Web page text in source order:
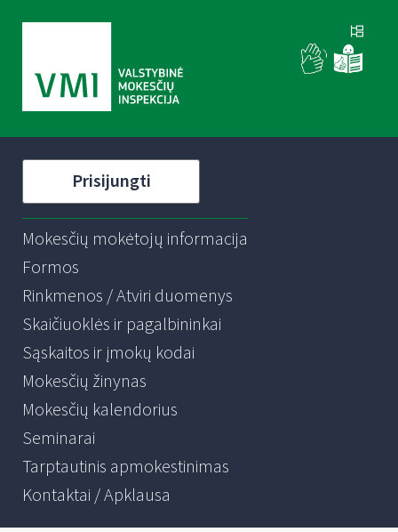
Prisijungti
Mokesčių mokėtojų informacija
Formos
Rinkmenos / Atviri duomenys
Skaičiuoklės ir pagalbininkai
Sąskaitos ir įmokų kodai
Mokesčių žinynas
Mokesčių kalendorius
Seminarai
Tarptautinis apmokestinimas
Kontaktai / Apklausa